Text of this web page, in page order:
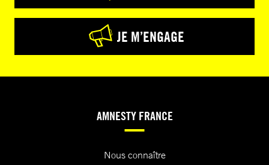
JE M’ENGAGE
AMNESTY FRANCE
Nous connaître